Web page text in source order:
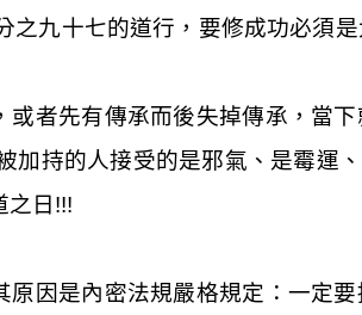
九十七的道行，要修成功必須
者先有傳承而後失掉傳承，當
加持的人接受的是邪氣、是霉運
日 !!!
因是內密法規嚴格規定：一定